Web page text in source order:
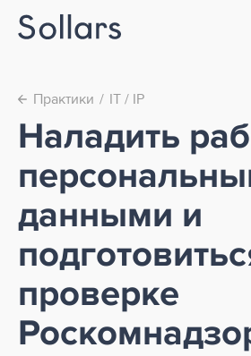
← Практики IT / IP
Наладить
данными и
проверке